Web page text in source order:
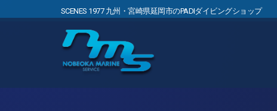
SCENES 1977 九州・宮崎県延岡市のPADIダイビングショップ